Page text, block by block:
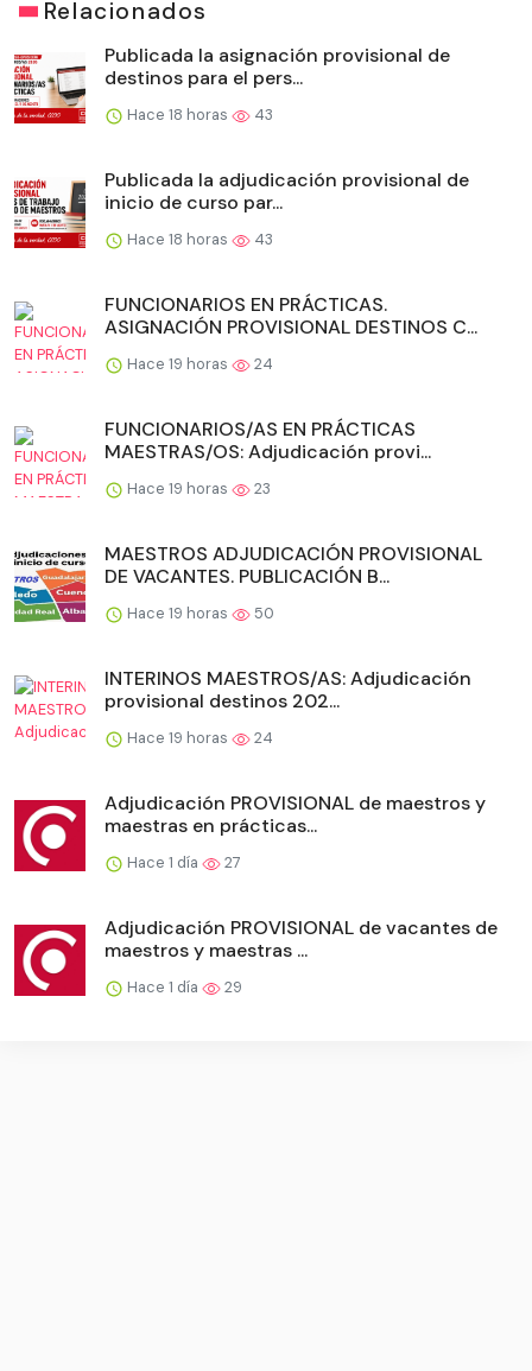
Relacionados
Publicada la asignación provisional de
destinos para el pers...
Hace 18 horas 43
Publicada la adjudicación provisional de
inicio de curso par...
Hace 18 horas 43
FUNCIONARIOS EN PRÁCTICAS.
ASIGNACIÓN PROVISIONAL DESTINOS C...
Hace 19 horas 24
FUNCIONARIOS/AS EN PRÁCTICAS
MAESTRAS/OS: Adjudicación provi...
Hace 19 horas 23
MAESTROS ADJUDICACIÓN PROVISIONAL
DE VACANTES. PUBLICACIÓN B...
Hace 19 horas 50
INTERINOS MAESTROS/AS: Adjudicación
provisional destinos 202...
Hace 19 horas 24
Adjudicación PROVISIONAL de maestros y
maestras en prácticas...
Hace 1 día 27
Adjudicación PROVISIONAL de vacantes de
maestros y maestras ...
Hace 1 día 29